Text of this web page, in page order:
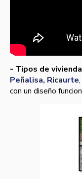
- Tipos de
Peñalisa, Ricaurte
con un diseño